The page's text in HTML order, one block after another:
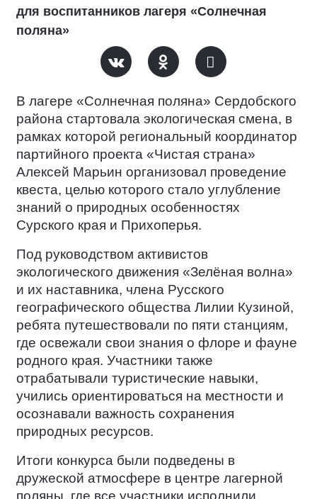
для воспитанников лагеря «Солнечная
поляна»
В лагере «Солнечная поляна» Сердобского
района стартовала экологическая смена, в
рамках которой региональный координатор
партийного проекта «Чистая страна»
Алексей Марьин организовал проведение
квеста, целью которого стало углубление
знаний о природных особенностях
Сурского края и Прихоперья.
Под руководством активистов
экологического движения «Зелёная волна»
и их наставника, члена Русского
географического общества Лилии Кузиной,
ребята путешествовали по пяти станциям,
где освежали свои знания о флоре и фауне
родного края. Участники также
отрабатывали туристические навыки,
учились ориентироваться на местности и
осознавали важность сохранения
природных ресурсов.
Итоги конкурса были подведены в
дружеской атмосфере в центре лагерной
поляны, где все участники исполнили